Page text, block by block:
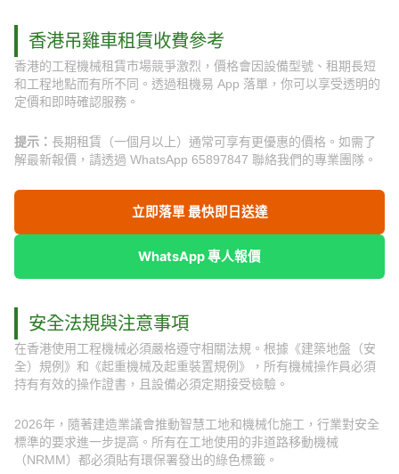
香港吊雞車租賃收費參考
香港的工程機械租賃市場競爭激烈，價格會因設備型號、租期長短
和工程地點而有所不同。透過租機易 App 落單，你可以享受透明的
定價和即時確認服務。
提示： 長期租賃（一個月以上）通常可享有更優惠的價格。如需了
解最新報價，請透過 WhatsApp 65897847 聯絡我們的專業團隊。
立即落單 最快即日送達
WhatsApp 專人報價
安全法規與注意事項
在香港使用工程機械必須嚴格遵守相關法規。根據《建築地盤（安
全）規例》和《起重機械及起重裝置規例》，所有機械操作員必須
持有有效的操作證書，且設備必須定期接受檢驗。
2026年，隨著建造業議會推動智慧工地和機械化施工，行業對安全
標準的要求進一步提高。所有在工地使用的非道路移動機械
（NRMM）都必須貼有環保署發出的綠色標籤。